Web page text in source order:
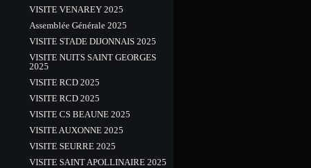
VISITE VENAREY 2025
Assemblée Générale 2025
VISITE STADE DIJONNAIS 2025
VISITE NUITS SAINT GEORGES
2025
VISITE RCD 2025
VISITE RCD 2025
VISITE CS BEAUNE 2025
VISITE AUXONNE 2025
VISITE SEURRE 2025
VISITE SAINT APOLLINAIRE 2025